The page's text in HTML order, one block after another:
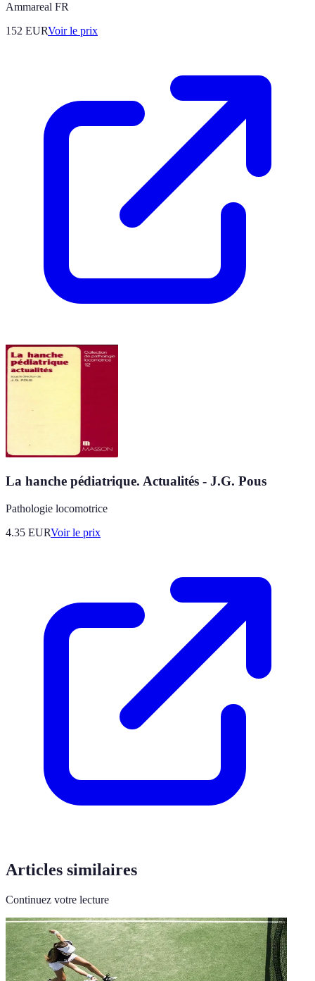
Ammareal FR
152 EURVoir le prix
La hanche pédiatrique. Actualités - J.G. Pous
Pathologie locomotrice
4.35 EURVoir le prix
Articles similaires
Continuez votre lecture